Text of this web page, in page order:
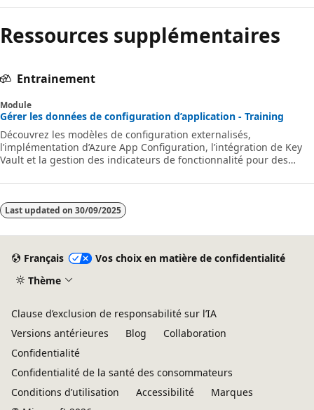
Ressources supplémentaires
Entrainement
Module
Gérer les données de configuration d’application - Training
Découvrez les modèles de configuration externalisés,
l’implémentation d’Azure App Configuration, l’intégration de Key
Vault et la gestion des indicateurs de fonctionnalité pour des
Last updated on 30/09/2025
Français
Vos choix en matière de confidentialité
Thème
Clause d’exclusion de responsabilité sur l’IA
Versions antérieures
Blog
Collaboration
Confidentialité
Confidentialité de la santé des consommateurs
Conditions d’utilisation
Accessibilité
Marques